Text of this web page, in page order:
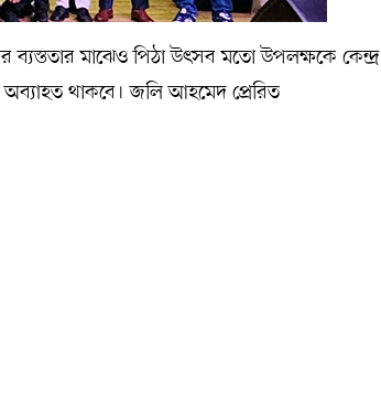
মাঝেও পিঠা উৎসব মতো উপলক্ষকে কেন্দ্র
থাকবে। জলি আহমেদ প্রেরিত